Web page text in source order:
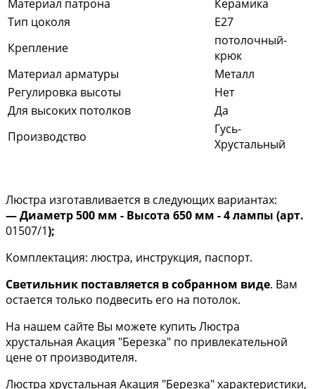
Материал патрона
Керамика
Тип цоколя
E27
Крепление
потолочный-
крюк
Материал арматуры
Металл
Регулировка высоты
Нет
Для высоких потолков
Да
Производство
Гусь-
Хрустальный
Люстра изготавливается в следующих вариантах:
— Диаметр 500 мм - Высота 650 мм - 4 лампы (арт.
01507/1);
Комплектация: люстра, инструкция, паспорт.
Светильник поставляется в собранном виде. Вам
остается только подвесить его на потолок.
На нашем сайте Вы можете купить Люстра
хрустальная Акация "Березка" по привлекательной
цене от производителя.
Люстра хрустальная Акация "Березка" характеристики,